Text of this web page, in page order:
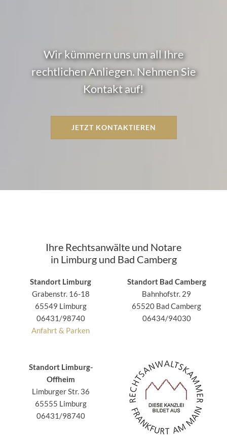
Wir kümmern uns um all Ihre
rechtlichen Anliegen. Nehmen Sie
Kontakt auf!
JETZT KONTAKTIEREN
Ihre Rechtsanwälte und Notare
in Limburg und Bad Camberg
Standort Limburg
Grabenstr. 16-18
65549 Limburg
06431/98740
Anfahrt & Parken
Standort Bad Camberg
Bahnhofstr. 29
65520 Bad Camberg
06434/94030
Standort Limburg-
Offheim
Limburger Str. 36
65555 Limburg
06431/98740